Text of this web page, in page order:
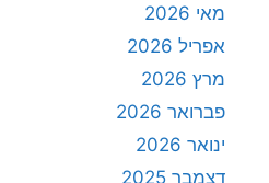
מאי 2026
אפריל 2026
מרץ 2026
פברואר 2026
ינואר 2026
דצמבר 2025